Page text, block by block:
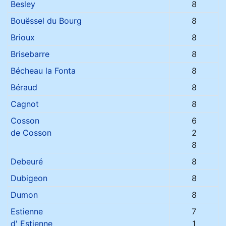
Besley
8
Bouëssel du Bourg
8
Brioux
8
Brisebarre
8
Bécheau la Fonta
8
Béraud
8
Cagnot
8
Cosson
de Cosson
6
2
8
Debeuré
8
Dubigeon
8
Dumon
8
Estienne
d' Estienne
7
1